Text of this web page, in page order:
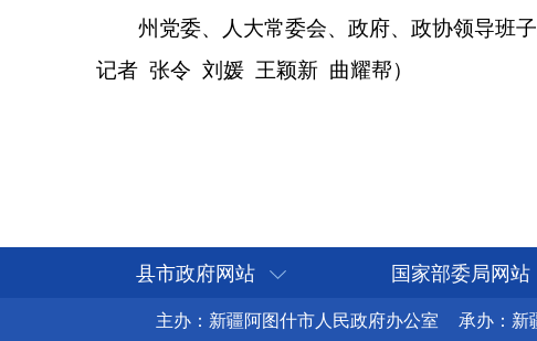
县市政府网站 国家部委局网站
主办：新疆阿图什市人民政府办公室 承办：新